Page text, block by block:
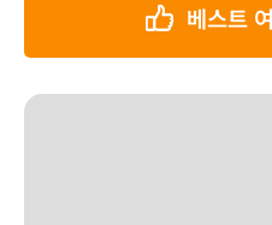
베스트